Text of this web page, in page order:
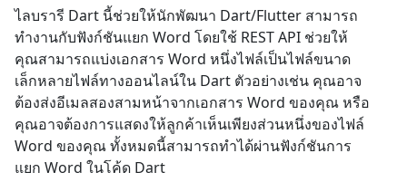
ไลบรารี Dart นี้ช่วยให้นักพัฒนา Dart/Flutter สามารถ
ทำงานกับฟังก์ชันแยก Word โดยใช้ REST API ช่วยให้
คุณสามารถแบ่งเอกสาร Word หนึ่งไฟล์เป็นไฟล์ขนาด
เล็กหลายไฟล์ทางออนไลน์ใน Dart ตัวอย่างเช่น คุณอาจ
ต้องส่งอีเมลสองสามหน้าจากเอกสาร Word ของคุณ หรือ
คุณอาจต้องการแสดงให้ลูกค้าเห็นเพียงส่วนหนึ่งของไฟล์
Word ของคุณ ทั้งหมดนี้สามารถทำได้ผ่านฟังก์ชันการ
แยก Word ในโค้ด Dart